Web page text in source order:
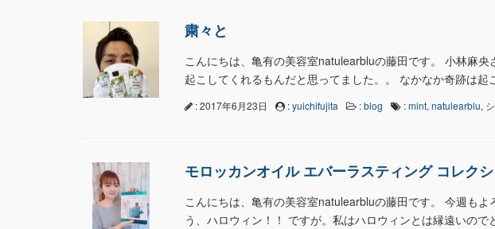
粛々と
こんにちは、亀有の美容室natulearbluの藤田です。 小林麻
起こしてくれるもんだと思ってました。。 なかなか奇跡は
: 2017年6月23日 :yuichifujita :blog :mint, natulearblu,
モロッカンオイル エバーラスティング コレク
こんにちは、亀有の美容室natulearbluの藤田です。 今週も
う、ハロウィン！！ ですが。私はハロウィンとは縁遠いの